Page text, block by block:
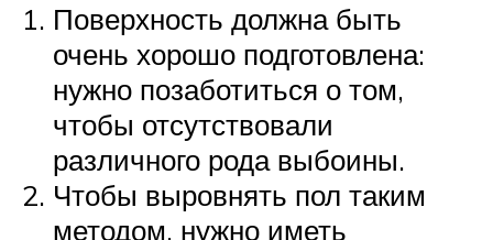
Поверхность должна быть
очень хорошо подготовлена:
нужно позаботиться о том,
чтобы отсутствовали
различного рода выбоины.
Чтобы выровнять пол таким
методом, нужно иметь